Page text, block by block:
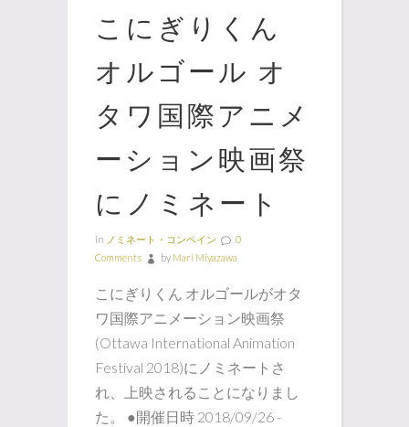
こにぎりくん
オルゴール オ
タワ国際アニメ
ーション映画祭
にノミネート
in ノミネート・コンペイン
0
Comments
by Mari Miyazawa
こにぎりくん オルゴールがオタ
ワ国際アニメーション映画祭
(Ottawa International Animation
Festival 2018)にノミネートさ
れ、上映されることになりまし
た。 ●開催日時 2018/09/26 -